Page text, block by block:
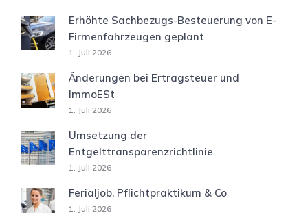
Erhöhte Sachbezugs-Besteuerung von E-
Firmenfahrzeugen geplant
1. Juli 2026
Änderungen bei Ertragsteuer und
ImmoESt
1. Juli 2026
Umsetzung der
Entgelttransparenzrichtlinie
1. Juli 2026
Ferialjob, Pflichtpraktikum & Co
1. Juli 2026